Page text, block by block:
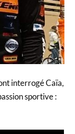
interrogé Caïa,
sportive :